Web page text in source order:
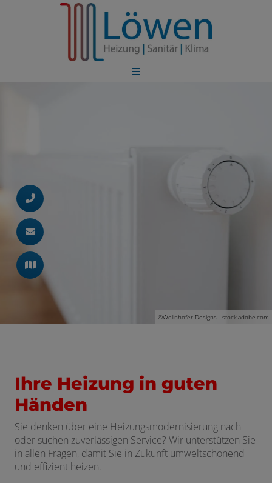
©Wellnhofer Designs - stock.adobe.com
Ihre Heizung in guten
Händen
Sie denken über eine Heizungsmodernisierung nach
oder suchen zuverlässigen Service? Wir unterstützen Sie
in allen Fragen, damit Sie in Zukunft umweltschonend
und effizient heizen.
schließen
und schließen